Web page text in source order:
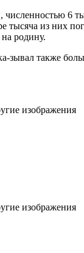
численностью
тысяча из них
родину.
зывал также
изображения
изображения